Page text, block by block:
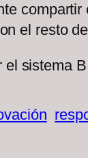
el resto
el sistema